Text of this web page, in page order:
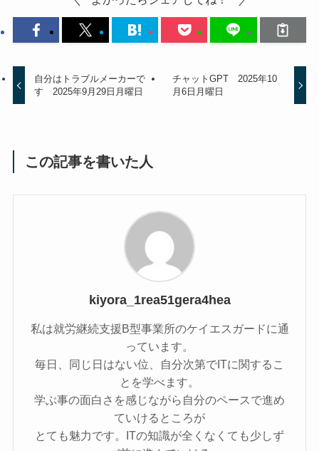
自分はトラブルメーカーで
す 2025年9月29日月曜日
チャットGPT 2025年10
月6日月曜日
この記事を書いた人
kiyora_1rea51gera4hea
私は就労継続支援B型事業所のケイエスガードに通
っています。
毎日、同じ日はない位、自分次第でITに関するこ
とを学べます。
学ぶ事の面白さを感じながら自分のペースで進め
ていけるところが
とても魅力です。ITの知識が全くなくても少しず